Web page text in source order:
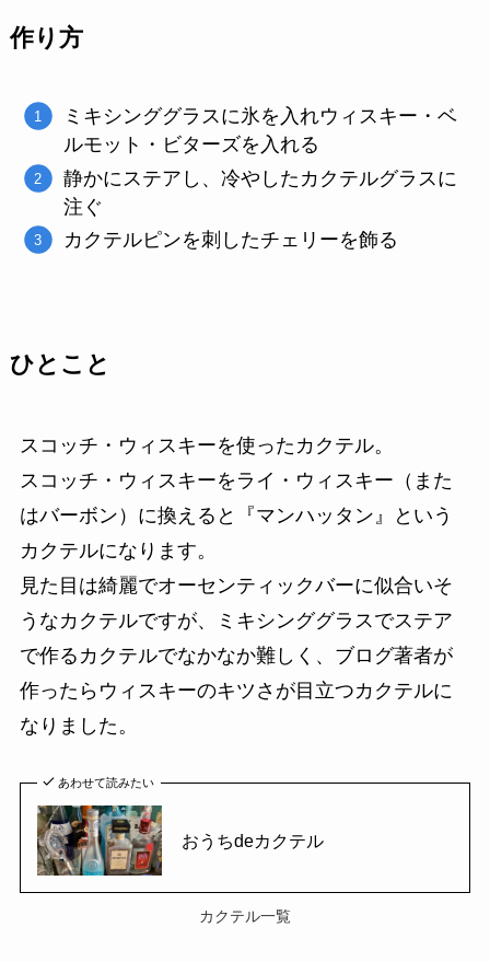
作り方
ミキシンググラスに氷を入れウィスキー・ベ
ルモット・ビターズを入れる
静かにステアし、冷やしたカクテルグラスに
注ぐ
カクテルピンを刺したチェリーを飾る
ひとこと
スコッチ・ウィスキーを使ったカクテル。
スコッチ・ウィスキーをライ・ウィスキー（また
はバーボン）に換えると『マンハッタン』という
カクテルになります。
見た目は綺麗でオーセンティックバーに似合いそ
うなカクテルですが、ミキシンググラスでステア
で作るカクテルでなかなか難しく、ブログ著者が
作ったらウィスキーのキツさが目立つカクテルに
なりました。
あわせて読みたい
おうちdeカクテル
カクテル一覧